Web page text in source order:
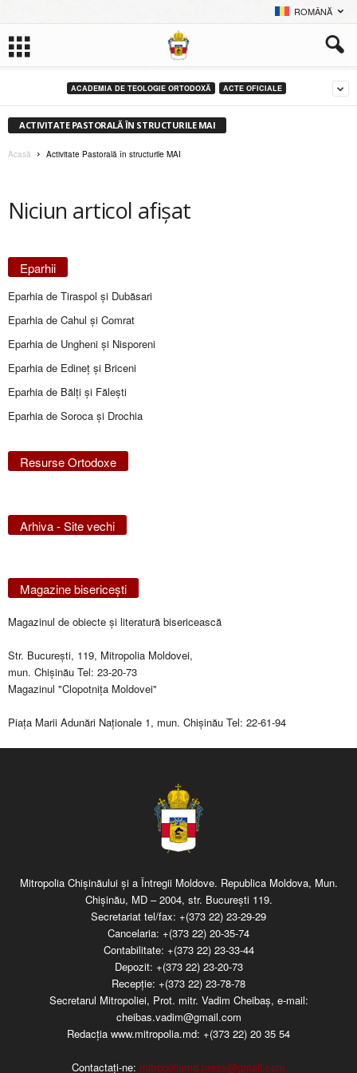
ROMÂNĂ
ACADEMIA DE TEOLOGIE ORTODOXĂ ACTE OFICIALE
ACTIVITATE PASTORALĂ ÎN STRUCTURILE MAI
Acasă Activitate Pastorală în structurile MAI
Niciun articol afișat
Eparhii
Eparhia de Tiraspol și Dubăsari
Eparhia de Cahul și Comrat
Eparhia de Ungheni și Nisporeni
Eparhia de Edineţ şi Briceni
Eparhia de Bălţi şi Făleşti
Eparhia de Soroca și Drochia
Resurse Ortodoxe
Arhiva - Site vechi
Magazine bisericeşti
Magazinul de obiecte şi literatură bisericească
Str. Bucureşti, 119, Mitropolia Moldovei,
mun. Chişinău Tel: 23-20-73
Magazinul "Clopotniţa Moldovei"
Piaţa Marii Adunări Naţionale 1, mun. Chişinău Tel: 22-61-94
Mitropolia Chişinăului şi a Întregii Moldove. Republica Moldova, Mun.
Chişinău, MD – 2004, str. Bucureşti 119.
Secretariat tel/fax: +(373 22) 23-29-29
Cancelaria: +(373 22) 20-35-74
Contabilitate: +(373 22) 23-33-44
Depozit: +(373 22) 23-20-73
Recepţie: +(373 22) 23-78-78
Secretarul Mitropoliei, Prot. mitr. Vadim Cheibaş, e-mail:
cheibas.vadim@gmail.com
Redacția www.mitropolia.md: +(373 22) 20 35 54
Contactați-ne: mitropoliamd.press@gmail.com